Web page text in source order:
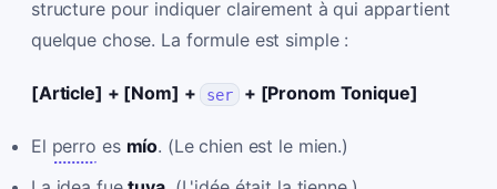
structure pour indiquer clairement à qui appartient
quelque chose. La formule est simple :
[Article] + [Nom] + ser + [Pronom Tonique]
El perro es mío. (Le chien est le mien.)